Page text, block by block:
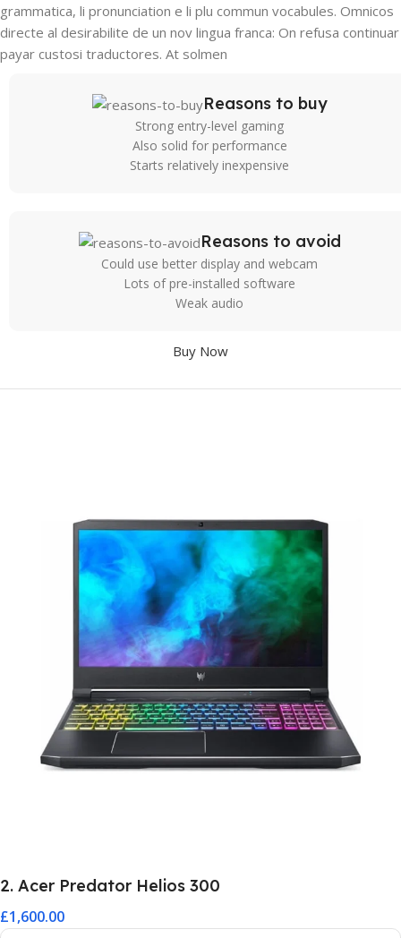
grammatica, li pronunciation e li plu commun vocabules. Omnicos
directe al desirabilite de un nov lingua franca: On refusa continuar
payar custosi traductores. At solmen
Reasons to buy
Strong entry-level gaming
Also solid for performance
Starts relatively inexpensive
Reasons to avoid
Could use better display and webcam
Lots of pre-installed software
Weak audio
Buy Now
2. Acer Predator Helios 300
£1,600.00